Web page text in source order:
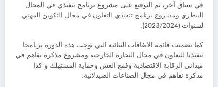
في سياق آخر، تم التوقيع على مشروع برنامج تنفيذي في المجال
البيطري ومشروع برنامج تنفيذي للتعاون في مجال التكوين المهني
لسنوات (2023/2024).
كما تضمنت قائمة الاتفاقات الثنائية التي توجت هذه الدورة برنامجا
تنفيذيا للتعاون في مجال التجارة الخارجية ومشروع مذكرة تفاهم في
ميداني الرقابة الاقتصادية وقمع الغش وحماية المستهلك و كذا
مذكرة تفاهم في مجال الصناعات الصيدلانية.